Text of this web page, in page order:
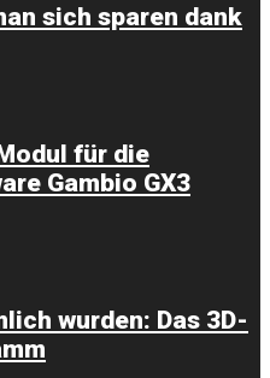
sich sparen dank
für die
Gambio GX3
wurden: Das 3D-